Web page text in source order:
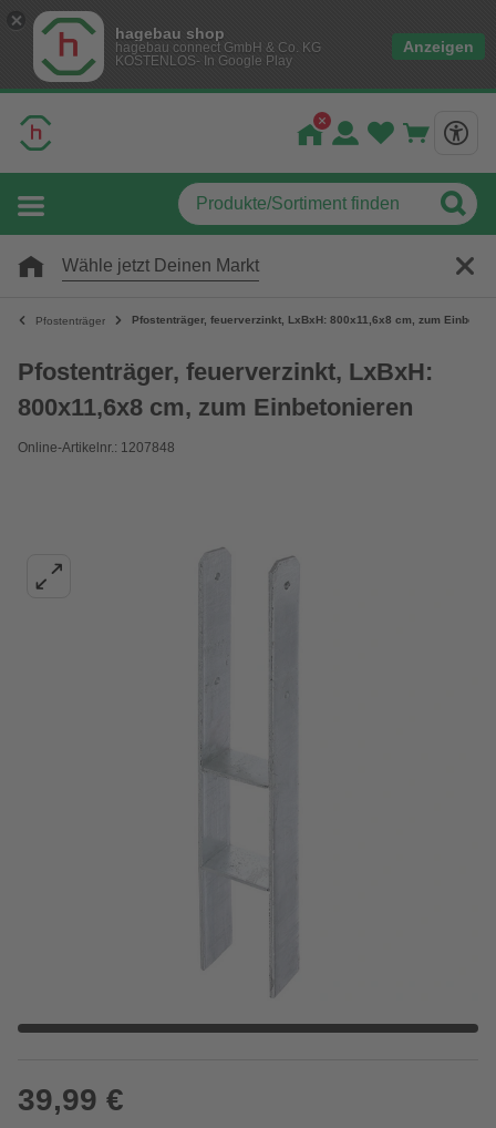
hagebau shop
hagebau connect GmbH & Co. KG
KOSTENLOS- In Google Play
Anzeigen
Wähle jetzt Deinen Markt
Pfostenträger Pfostenträger, feuerverzinkt, LxBxH: 800x11,6x8 cm, zum
Pfostenträger, feuerverzinkt, LxBxH:
800x11,6x8 cm, zum Einbetonieren
Online-Artikelnr.: 1207848
39,99 €